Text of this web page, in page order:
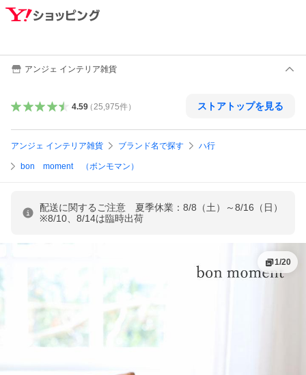
アンジェ インテリア雑貨
4.59（ 25,975件） ストアトップを見る
アンジェ インテリア雑貨 ブランド名で探す ハ行
bon moment （ボンモマン）
配送に関するご注意 夏季休業：8/8（土）～8/16（日）
※8/10、8/14は臨時出荷
1/20